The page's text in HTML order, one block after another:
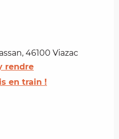
46100 Viazac
rendre
en train !